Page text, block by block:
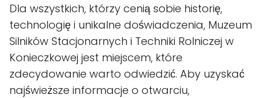
Dla wszystkich, którzy cenią sobie historię,
technologię i unikalne doświadczenia, Muzeum
Silników Stacjonarnych i Techniki Rolniczej w
Konieczkowej jest miejscem, które
zdecydowanie warto odwiedzić. Aby uzyskać
najświeższe informacje o otwarciu,